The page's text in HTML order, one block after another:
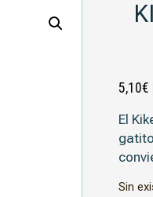
5,10€
El
Sin